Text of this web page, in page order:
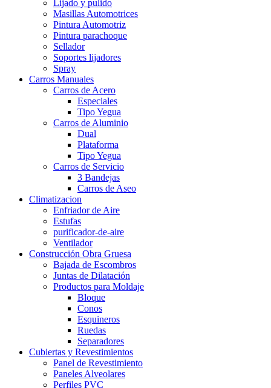
Lijado y pulido
Masillas Automotrices
Pintura Automotriz
Pintura parachoque
Sellador
Soportes lijadores
Spray
Carros Manuales
Carros de Acero
Especiales
Tipo Yegua
Carros de Aluminio
Dual
Plataforma
Tipo Yegua
Carros de Servicio
3 Bandejas
Carros de Aseo
Climatizacion
Enfriador de Aire
Estufas
purificador-de-aire
Ventilador
Construcción Obra Gruesa
Bajada de Escombros
Juntas de Dilatación
Productos para Moldaje
Bloque
Conos
Esquineros
Ruedas
Separadores
Cubiertas y Revestimientos
Panel de Revestimiento
Paneles Alveolares
Perfiles PVC